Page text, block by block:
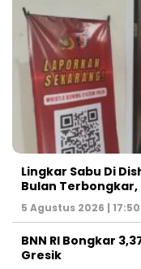
Lingkar Sabu Di
Bulan Terbongkar,
5 Agustus 2026 | 17:50
BNN RI Bongkar
Gresik